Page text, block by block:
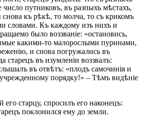
путниковъ, въ разпыхъ мѣстахъ,
къ рѣкѣ, то молча, то съ крикомъ
словами. Къ каждому изъ нихъ и
было воззваніе: «остановись,
какими-то малорослыми пуринами,
и снова погружались въ
старецъ въ изумленіи воззвалъ:
въ отвѣтъ: «плодъ самочинія и
порядку!» – Тѣмъ видѣніе
его старцу, спросилъ его наконецъ:
поклонился ему до земли.